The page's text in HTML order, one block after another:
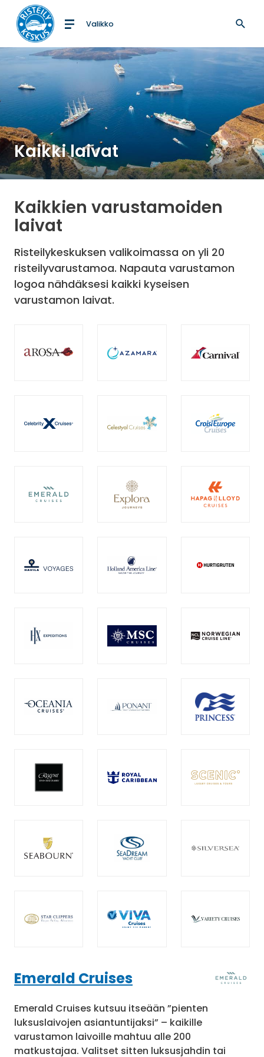
Etusivulle
Valikko
Kaikki laivat
Kaikkien varustamoiden
laivat
Risteilykeskuksen valikoimassa on yli 20
risteilyvarustamoa. Napauta varustamon
logoa nähdäksesi kaikki kyseisen
varustamon laivat.
Emerald Cruises
Emerald Cruises kutsuu itseään ”pienten
luksuslaivojen asiantuntijaksi” – kaikille
varustamon laivoille mahtuu alle 200
matkustajaa. Valitset sitten luksusjahdin tai